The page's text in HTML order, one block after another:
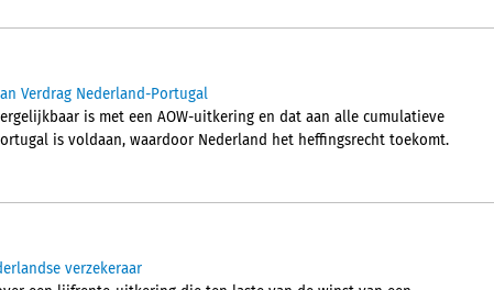
Verdrag Nederland-Portugal
is met een AOW-uitkering en dat aan alle cumulatieve
is voldaan, waardoor Nederland het heffingsrecht toekomt.
verzekeraar